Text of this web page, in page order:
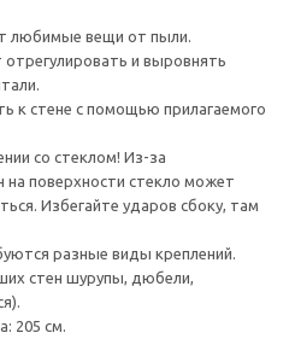
любимые вещи от пыли.
и выровнять
к стене с помощью прилагаемого
со стеклом! Из-за
поверхности стекло может
Избегайте ударов сбоку, там
разные виды креплений.
стен шурупы, дюбели,
205 см.